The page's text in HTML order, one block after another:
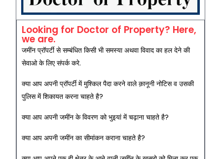
Looking for Doctor of Property? Here,
we are.
जमींन प्रॉपर्टी से सम्बंधित किसी भी समस्या अथवा विवाद का हल देने की
सेवाओ के लिए संपर्क करे.
क्या आप अपनी प्रॉपर्टी में मुश्किल पैदा करने वाले क़ानूनी नोटिस व उसकी
पुलिस में शिकायत करना चाहते है?
क्या आप अपनी जमींन के विवरण को भुइयां में चढ़ाना चाहते है?
क्या आप अपनी जमींन का सीमांकन कराना चाहते है?